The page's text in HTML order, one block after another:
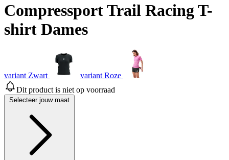
Compressport Trail Racing T-
shirt Dames
variant Zwart
variant Roze
Dit product is niet op voorraad
Selecteer jouw maat